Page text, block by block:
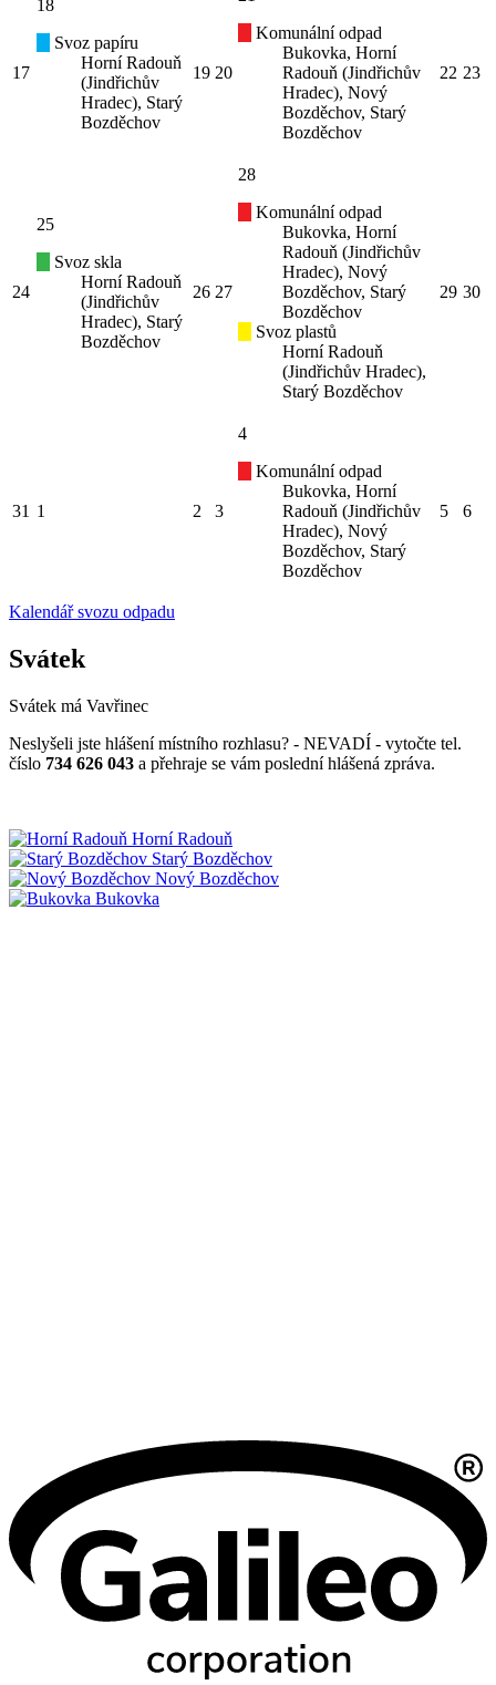
17
18
Svoz papíru
Horní Radouň
(Jindřichův
Hradec), Starý
Bozděchov
19 20
Komunální odpad
Bukovka, Horní
Radouň (Jindřichův
Hradec), Nový
Bozděchov, Starý
Bozděchov
22 23
24
25
Svoz skla
Horní Radouň
(Jindřichův
Hradec), Starý
Bozděchov
26 27
28
Komunální odpad
Bukovka, Horní
Radouň (Jindřichův
Hradec), Nový
Bozděchov, Starý
Bozděchov
Svoz plastů
Horní Radouň
(Jindřichův Hradec),
Starý Bozděchov
29 30
31 1 2 3
4
Komunální odpad
Bukovka, Horní
Radouň (Jindřichův
Hradec), Nový
Bozděchov, Starý
Bozděchov
5 6
Kalendář svozu odpadu
Svátek
Svátek má Vavřinec
Neslyšeli jste hlášení místního rozhlasu? - NEVADÍ - vytočte tel.
číslo 734 626 043 a přehraje se vám poslední hlášená zpráva.
Horní Radouň
Starý Bozděchov
Nový Bozděchov
Bukovka